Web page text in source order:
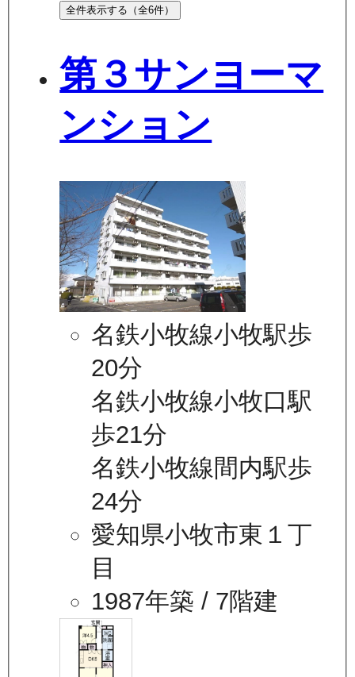
全件表示する（全6件）
第３サンヨーマ
ンション
名鉄小牧線小牧駅歩
20分
名鉄小牧線小牧口駅
歩21分
名鉄小牧線間内駅歩
24分
愛知県小牧市東１丁
目
1987年築 / 7階建